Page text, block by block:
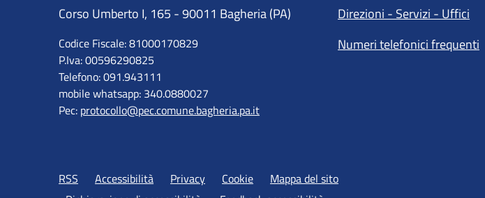
Corso Umberto I, 165 - 90011 Bagheria (PA)
Codice Fiscale: 81000170829
P.Iva: 00596290825
Telefono: 091.943111
mobile whatsapp: 340.0880027
Pec: protocollo@pec.comune.bagheria.pa.it
Direzioni - Servizi - Uffici
Numeri telefonici frequenti
RSS Accessibilità Privacy Cookie
Mappa del sito